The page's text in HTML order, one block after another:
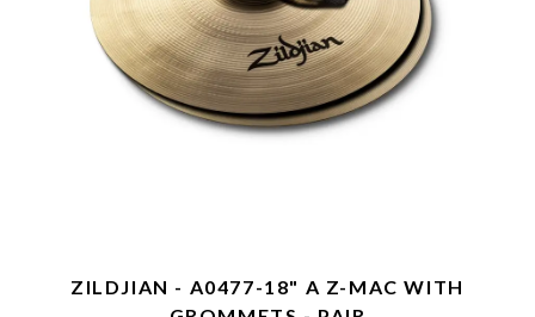
ZILDJIAN - A0477-18" A Z-MAC WITH